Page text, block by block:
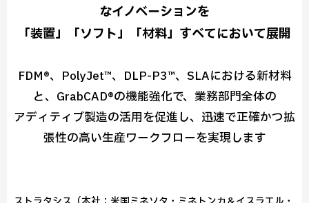
なイノベーションを
「装置」「ソフト」「材料」すべてにおいて展開
FDM®、PolyJet™、DLP-P3™、SLAにおける新材料
と、GrabCAD®の機能強化で、業務部門全体の
アディティブ製造の活用を促進し、迅速で正確かつ拡
張性の高い生産ワークフローを実現します